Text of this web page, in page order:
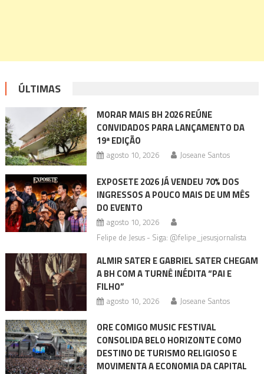
ÚLTIMAS
MORAR MAIS BH 2026 REÚNE
CONVIDADOS PARA LANÇAMENTO DA
19ª EDIÇÃO
agosto 10, 2026 Joseane Santos
EXPOSETE 2026 JÁ VENDEU 70% DOS
INGRESSOS A POUCO MAIS DE UM MÊS
DO EVENTO
agosto 10, 2026
Felipe de Jesus - Siga: @felipe_jesusjornalista
ALMIR SATER E GABRIEL SATER CHEGAM
A BH COM A TURNÊ INÉDITA “PAI E
FILHO”
agosto 10, 2026 Joseane Santos
ORE COMIGO MUSIC FESTIVAL
CONSOLIDA BELO HORIZONTE COMO
DESTINO DE TURISMO RELIGIOSO E
MOVIMENTA A ECONOMIA DA CAPITAL